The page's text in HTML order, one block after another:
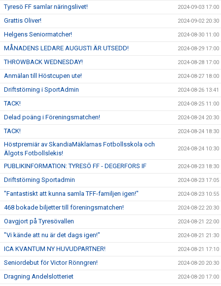
Tyresö FF samlar näringslivet! 2024-09-03 17:00
Grattis Oliver! 2024-09-02 20:30
Helgens Seniormatcher! 2024-08-30 11:00
MÅNADENS LEDARE AUGUSTI ÄR UTSEDD! 2024-08-29 17:00
THROWBACK WEDNESDAY! 2024-08-28 17:00
Anmälan till Höstcupen ute! 2024-08-27 18:00
Driftstörning i SportAdmin 2024-08-26 13:41
TACK! 2024-08-25 11:00
Delad poäng i Föreningsmatchen! 2024-08-24 20:30
TACK! 2024-08-24 18:30
Höstpremiär av SkandiaMäklarnas Fotbollsskola och
Älgots Fotbollslekis!
2024-08-24 10:30
PUBLIKINFORMATION: TYRESÖ FF - DEGERFORS IF 2024-08-23 18:30
Driftstörning Sportadmin 2024-08-23 17:05
"Fantastiskt att kunna samla TFF-familjen igen!" 2024-08-23 10:55
468 bokade biljetter till föreningsmatchen! 2024-08-22 20:30
Oavgjort på Tyresövallen 2024-08-21 22:00
"Vi kände att nu är det dags igen!" 2024-08-21 21:30
ICA KVANTUM NY HUVUDPARTNER! 2024-08-21 17:10
Seniordebut för Victor Rönngren! 2024-08-20 20:30
Dragning Andelslotteriet 2024-08-20 17:00